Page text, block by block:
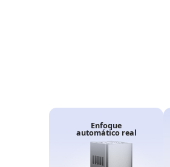
Enfoque
automático real